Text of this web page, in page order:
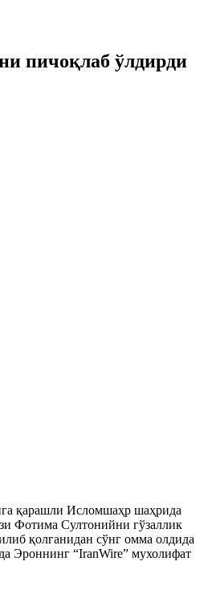
пичоқлаб ўлдирди
қарашли Исломшаҳр шаҳрида
Фотима Султонийни гўзаллик
қолганидан сўнг омма олдида
Эроннинг “IranWire” мухолифат